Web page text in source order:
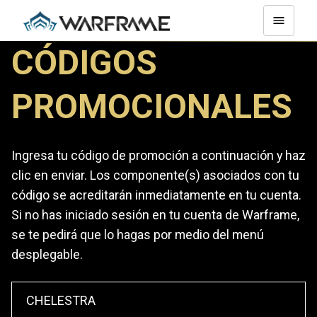
CÓDIGOS
PROMOCIONALES
Ingresa tu código de promoción a continuación y haz
clic en enviar. Los componente(s) asociados con tu
código se acreditarán inmediatamente en tu cuenta.
Si no has iniciado sesión en tu cuenta de Warframe,
se te pedirá que lo hagas por medio del menú
desplegable.